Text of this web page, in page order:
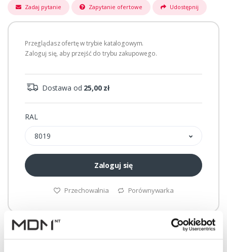
Zadaj pytanie Zapytanie ofertowe Udostępnij
Przeglądasz ofertę w trybie katalogowym.
Zaloguj się, aby przejść do trybu zakupowego.
Dostawa od 25,00 zł
RAL
8019
Zaloguj się
Przechowalnia Porównywarka